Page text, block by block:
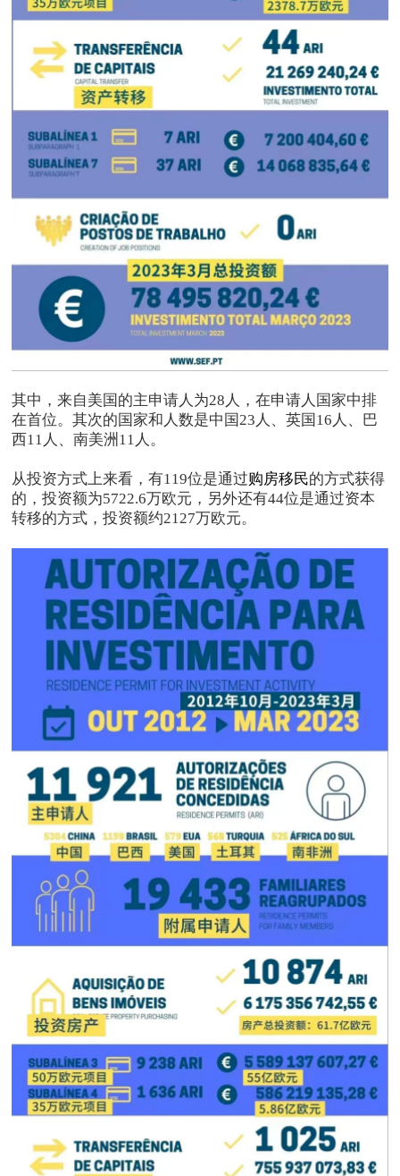
其中，来自美国的主申请人为28人，在申请人国家中排
在首位。其次的国家和人数是中国23人、英国16人、巴
西11人、南美洲11人。
从投资方式上来看，有119位是通过购房移民的方式获得
的，投资额为5722.6万欧元，另外还有44位是通过资本
转移的方式，投资额约2127万欧元。